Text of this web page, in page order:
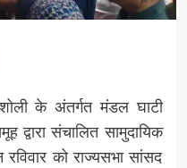
के अंतर्गत मंडल घाटी
संचालित सामुदायिक
रविवार को राज्यसभा सांसद